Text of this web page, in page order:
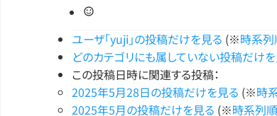
ユーザ「yuji」の投稿だけを見る (※時系列
どのカテゴリにも属していない投稿だけ
この投稿日時に関連する投稿：
2025年5月28日の投稿だけを見る (※時
2025年5月の投稿だけを見る (※時系列